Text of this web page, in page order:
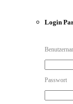
Login
Passwort